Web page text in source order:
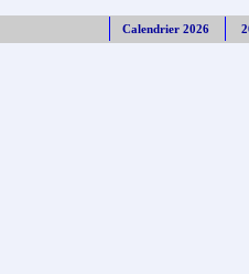
Calendrier 2026